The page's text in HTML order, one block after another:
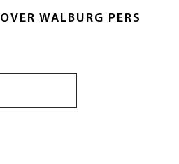
OVER WALBURG PERS